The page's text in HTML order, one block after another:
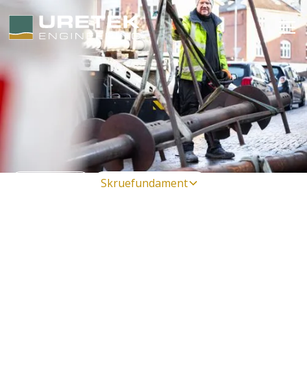
Skruefundament